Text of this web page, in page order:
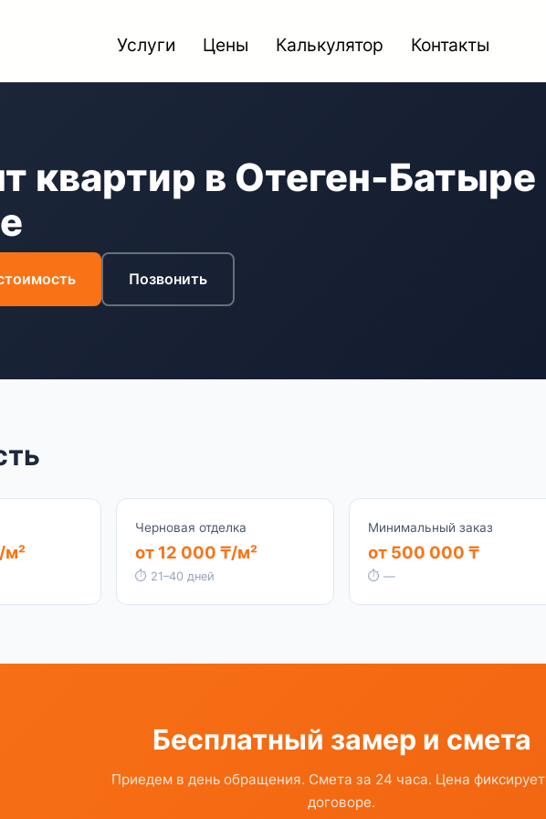
Услуги Цены Калькулятор Контакты
квартир в Отеген-
Позвонить
м²
Черновая отделка
от 12 000 ₸/м²
⏱ 21–40 дней
Минимальный заказ
от 500 000 ₸
⏱ —
Бесплатный замер и смета
Приедем в день обращения. Смета за 24 часа. Цена
договоре.